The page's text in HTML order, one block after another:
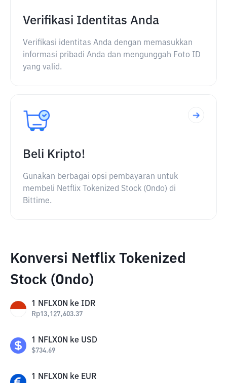
Verifikasi Identitas Anda
Verifikasi identitas Anda dengan memasukkan
informasi pribadi Anda dan mengunggah Foto ID
yang valid.
Beli Kripto!
Gunakan berbagai opsi pembayaran untuk
membeli Netflix Tokenized Stock (Ondo) di
Bittime.
Konversi Netflix Tokenized
Stock (Ondo)
1 NFLXON ke IDR
Rp13,127,603.37
1 NFLXON ke USD
$734.69
1 NFLXON ke EUR